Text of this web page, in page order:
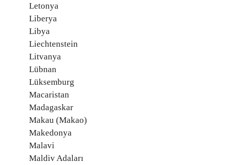
Letonya
Liberya
Libya
Liechtenstein
Litvanya
Lübnan
Lüksemburg
Macaristan
Madagaskar
Makau (Makao)
Makedonya
Malavi
Maldiv Adaları